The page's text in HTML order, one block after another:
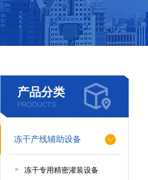
产品分类
PRODUCTS
冻干产线辅助设备
冻干专用精密灌装设备